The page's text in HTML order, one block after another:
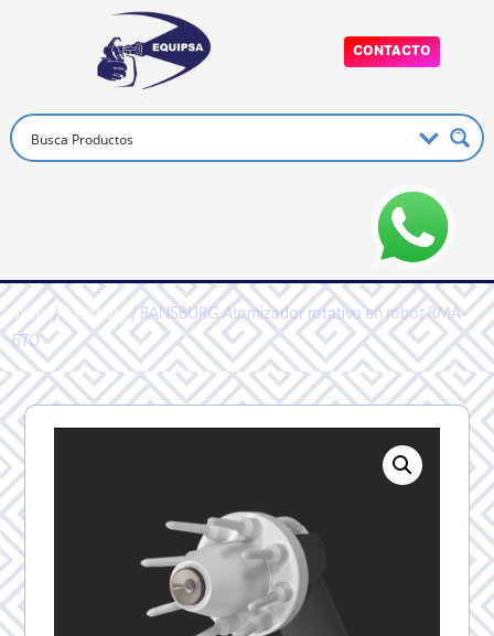
CONTACTO
Inicio/Ransburg/ RANSBURG Atomizador rotativo en robot RMA-
670